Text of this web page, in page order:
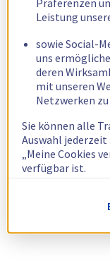
Präferenzen
Leistung
sowie Social-
uns
deren
mit unseren
Netzwerken
Sie können alle
Auswahl jederzeit
„Meine Cookies
verfügbar ist.
Weitere
zur Verwendung